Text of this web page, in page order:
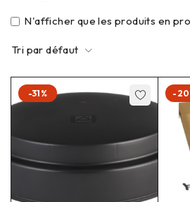
Tri par défaut
N'afficher que les produits en
-31% -